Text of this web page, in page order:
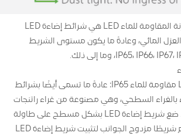
شرائط الإضاءة المرنة المقاومة للماء LED هي شرائط إضاءة LED
المائي، وعادةً ما يكون مستوى الشريط
شرائط الإضاءة LED مقاومة للماء IP65: عادةً ما تسمى أيضًا بشرائط
بالغراء السطحي، وهي مصنوعة من غراء راتنجات
الإيبوكسي وغراء PU. ضع شريط إضاءة LED بشكل مسطح على طاولة
توزيع الغراء، واستخدم شريطًا مزدوج الجوانب لتثبيت شريط إضاءة LED